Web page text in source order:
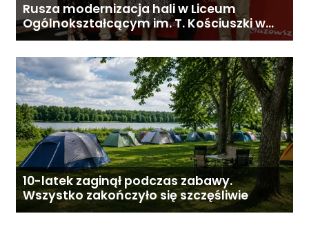
Rusza modernizacja hali w Liceum
Ogólnokształcącym im. T. Kościuszki w
Gostyninie
10-latek zaginął podczas zabawy.
Wszystko zakończyło się szczęśliwie